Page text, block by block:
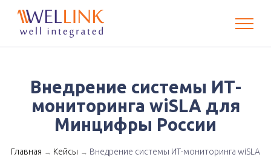
Внедрение системы ИТ-
мониторинга wiSLA для
Минцифры России
Главная → Кейсы → Внедрение системы ИТ-мониторинга wiSLA